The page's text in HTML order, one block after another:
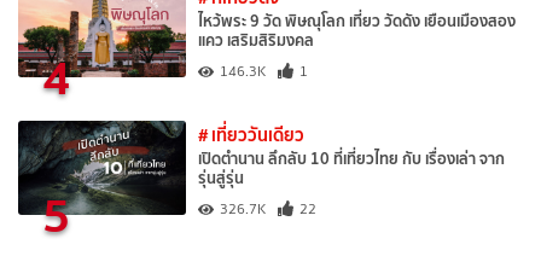
4
ไหว้พระ 9 วัด พิษณุโลก เที่ยว วัดดัง เยือนเมืองสอง
แคว เสริมสิริมงคล
146.3K 1
5
# เที่ยววันเดียว
เปิดตำนาน ลึกลับ 10 ที่เที่ยวไทย กับ เรื่องเล่า จาก
รุ่นสู่รุ่น
326.7K 22